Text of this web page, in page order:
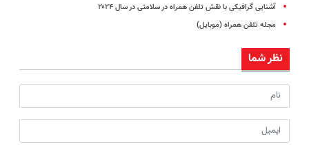
آشنایی گرافیکی با نقش تلفن همراه در سلامتی در سال ۲۰۲۴
مجله تلفن همراه (موبایل)
نظر شما